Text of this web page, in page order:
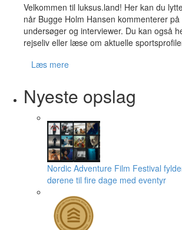
Velkommen til luksus.land! Her kan du
når Bugge Holm Hansen kommenterer
undersøger og interviewer. Du kan også
rejseliv eller læse om aktuelle
Læs mere
Nyeste opslag
Nordic Adventure Film Festival
dørene til fire dage med eventyr